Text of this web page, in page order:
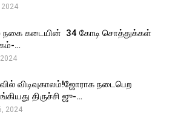
2024
நகை கடையின் ₹ 34 கோடி சொத்துக்கள்
…
விடிவுகாலம்!ஜோராக நடைபெற
திருச்சி ஜு-…
2024